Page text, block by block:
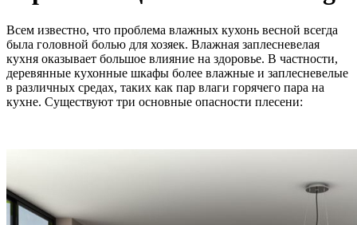
Всем известно, что проблема влажных кухонь весной всегда
была головной болью для хозяек. Влажная заплесневелая
кухня оказывает большое влияние на здоровье. В частности,
деревянные кухонные шкафы более влажные и заплесневелые
в различных средах, таких как пар влаги горячего пара на
кухне. Существуют три основные опасности плесени: